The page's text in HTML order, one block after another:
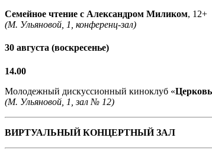
Семейное чтение с Александром Миликом, 12+
(М. Ульяновой, 1, конференц-зал)
30 августа (воскресенье)
14.00
Молодежный дискуссионный киноклуб «
(М. Ульяновой, 1, зал № 12)
ВИРТУАЛЬНЫЙ КОНЦЕРТНЫЙ ЗАЛ